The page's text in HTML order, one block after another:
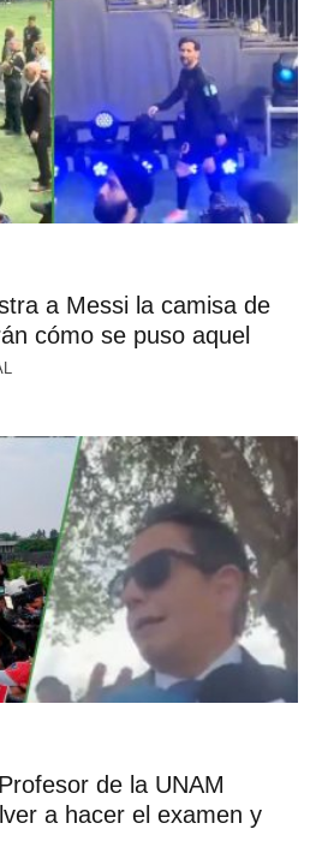
a Messi la camisa de
cómo se puso aquel
de la UNAM
a hacer el examen y